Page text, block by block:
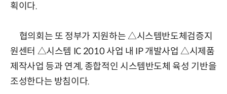
획이다.
협의회는 또 정부가 지원하는 △시스템반도체검증지
원센터 △시스템 IC 2010 사업 내 IP 개발사업 △시제품
제작사업 등과 연계, 종합적인 시스템반도체 육성 기반을
조성한다는 방침이다.